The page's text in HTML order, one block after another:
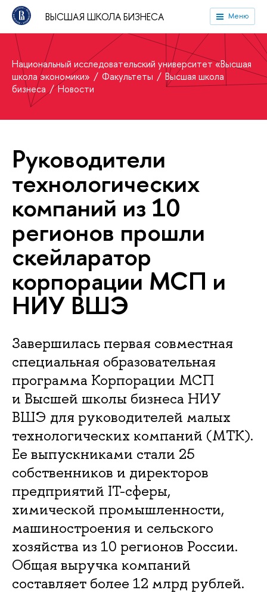
ВЫСШАЯ ШКОЛА БИЗНЕСА Меню
Национальный исследовательский университет «Высшая
школа экономики»
Факультеты
Высшая школа
бизнеса
Новости
Руководители
технологических
компаний из 10
регионов прошли
скейларатор
корпорации МСП и
НИУ ВШЭ
Завершилась первая совместная
специальная образовательная
программа Корпорации МСП
и Высшей школы бизнеса НИУ
ВШЭ для руководителей малых
технологических компаний (МТК).
Ее выпускниками стали 25
собственников и директоров
предприятий IT-сферы,
химической промышленности,
машиностроения и сельского
хозяйства из 10 регионов России.
Общая выручка компаний
составляет более 12 млрд рублей.